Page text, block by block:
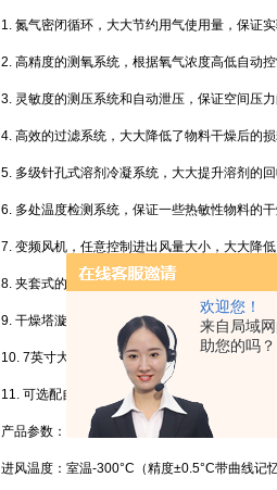
欢迎您！
来自局域
助您的吗？
1. 氮气密闭循环，大大节约用气使用量，保证
2. 高精度的测氧系统，根据氧气浓度高低自动
3. 灵敏度的测压系统和自动泄压，保证空间压
4. 高效的过滤系统，大大降低了物料干燥后的
5. 多级针孔式溶剂冷凝系统，大大提升溶剂的
6. 多处温度检测系统，保证一些热敏性物料的
7. 变频风机，任意控制进出风量大小，大大降
8. 夹套式的加热系统，减少管路热量散失，控
9. 干燥塔漩涡分离器都是可拆分清洗，解决清洗
10. 7英寸大液晶触摸屏，温度曲线记忆功能，
11. 可选配自产氮气发生器，减少氮气瓶的使用
产品参数：
进风温度：室温-300°C（精度±0.5°C带曲线记忆